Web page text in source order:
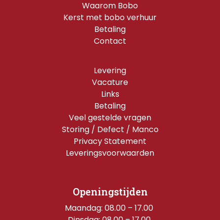
Waarom Bobo
Kerst met bobo verhuur
Betaling
Contact
Levering
Vacature
Links
Betaling
Veel gestelde vragen
Storing / Defect / Manco
Privacy Statement
Leveringsvoorwaarden
Openingstijden
Maandag: 08.00 – 17.00